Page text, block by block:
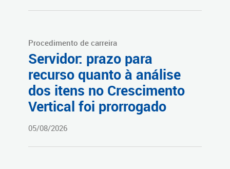
Procedimento de carreira
Servidor: prazo para
recurso quanto à análise
dos itens no Crescimento
Vertical foi prorrogado
05/08/2026